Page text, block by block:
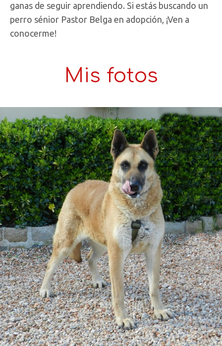
ganas de seguir aprendiendo. Si estás buscando un
perro sénior Pastor Belga en adopción, ¡Ven a
conocerme!
Mis fotos